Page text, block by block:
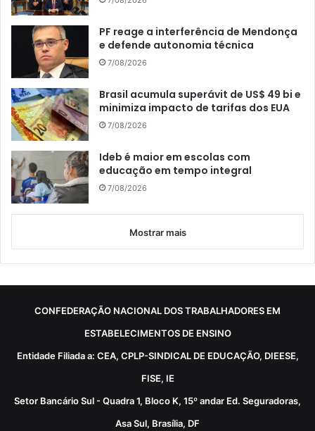
PF reage a interferência de Mendonça
e defende autonomia técnica
7/08/2026
Brasil acumula superávit de US$ 49 bi e
minimiza impacto de tarifas dos EUA
7/08/2026
Ideb é maior em escolas com
educação em tempo integral
7/08/2026
Mostrar mais
CONFEDERAÇÃO NACIONAL DOS TRABALHADORES EM
ESTABELECIMENTOS DE ENSINO
Entidade Filiada a: CEA, CPLP-SINDICAL DE EDUCAÇÃO, DIEESE,
FISE, IE
Setor Bancário Sul - Quadra 1, Bloco K, 15º andar Ed. Seguradoras,
Asa Sul, Brasília, DF